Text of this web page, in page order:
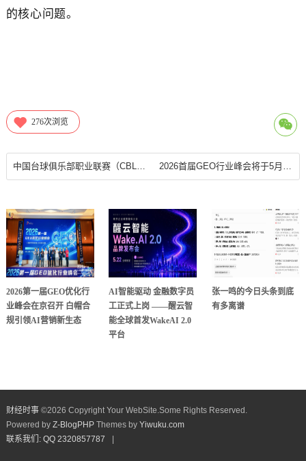
的核心问题。
276次浏览
2026第一届GEO优化行
业峰会在京召开 白帽合
规引领AI营销新生态
AI智能驱动 金融数字员
工正式上岗 ——醒云智
能全球首发WakeAI 2.0
平台
张一鸣的今日头条到底
有多离谱
财经时事©2026 Copyright Your WebSite.Some Rights Reserved.
Powered by Z-BlogPHPThemes by Yiwuku.com
联系我们: QQ 2320857787